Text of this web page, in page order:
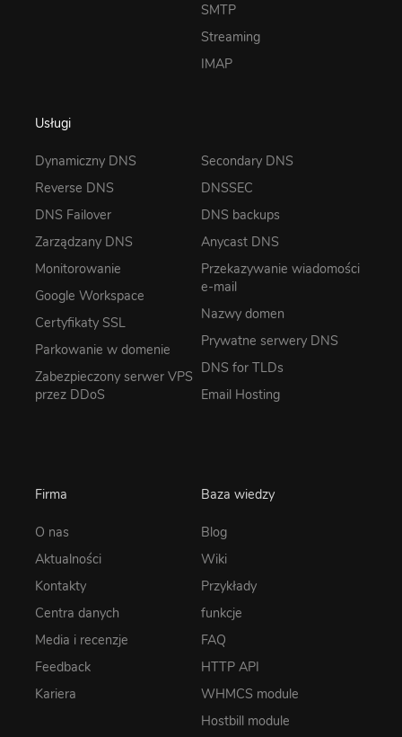
SMTP
Streaming
IMAP
Usługi
Dynamiczny DNS
Reverse DNS
DNS Failover
Zarządzany DNS
Monitorowanie
Google Workspace
Certyfikaty SSL
Parkowanie w domenie
Zabezpieczony serwer VPS
przez DDoS
Secondary DNS
DNSSEC
DNS backups
Anycast DNS
Przekazywanie wiadomości
e-mail
Nazwy domen
Prywatne serwery DNS
DNS for TLDs
Email Hosting
Firma
O nas
Aktualności
Kontakty
Centra danych
Media i recenzje
Feedback
Kariera
Baza wiedzy
Blog
Wiki
Przykłady
funkcje
FAQ
HTTP API
WHMCS module
Hostbill module